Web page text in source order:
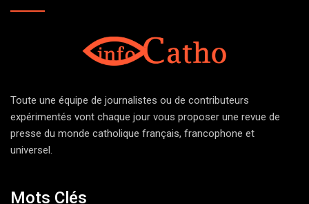
Toute une équipe de journalistes ou de contributeurs
expérimentés vont chaque jour vous proposer une revue de
presse du monde catholique français, francophone et
universel.
Mots Clés